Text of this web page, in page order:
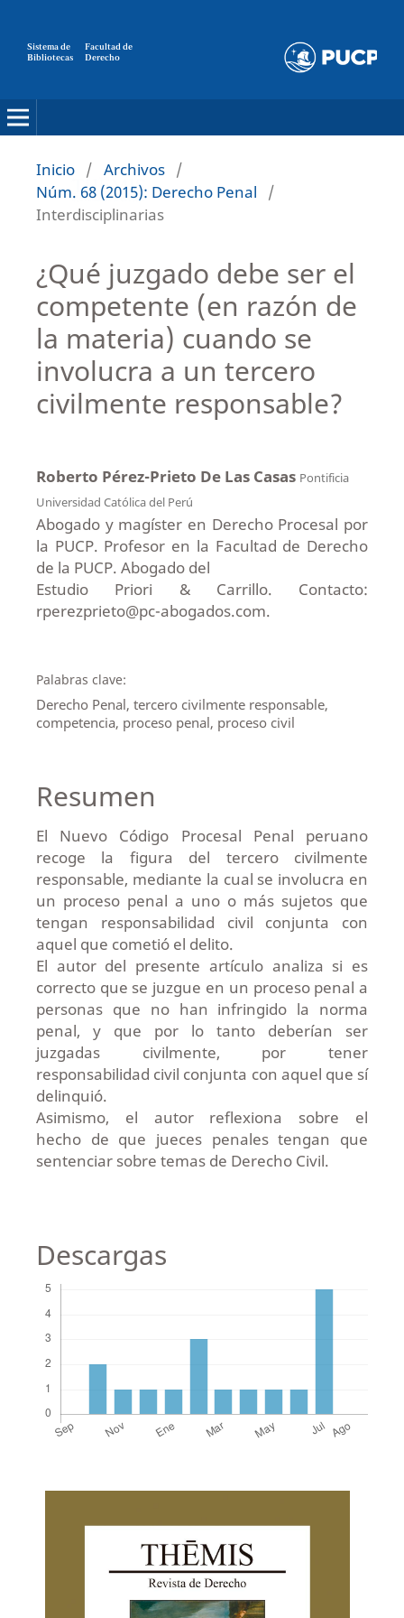
Sistema de
Bibliotecas
Facultad de
Derecho
Inicio / Archivos /
Núm. 68 (2015): Derecho Penal
/
Interdisciplinarias
¿Qué juzgado debe ser el
competente (en razón de
la materia) cuando se
involucra a un tercero
civilmente responsable?
Roberto Pérez-Prieto De Las Casas Pontificia
Universidad Católica del Perú
Abogado y magíster en Derecho Procesal por
la PUCP. Profesor en la Facultad de Derecho
de la PUCP. Abogado del
Estudio Priori & Carrillo. Contacto:
rperezprieto@pc-abogados.com.
Palabras clave:
Derecho Penal, tercero civilmente responsable,
competencia, proceso penal, proceso civil
Resumen
El Nuevo Código Procesal Penal peruano
recoge la figura del tercero civilmente
responsable, mediante la cual se involucra en
un proceso penal a uno o más sujetos que
tengan responsabilidad civil conjunta con
aquel que cometió el delito.
El autor del presente artículo analiza si es
correcto que se juzgue en un proceso penal a
personas que no han infringido la norma
penal, y que por lo tanto deberían ser
juzgadas civilmente, por tener
responsabilidad civil conjunta con aquel que sí
delinquió.
Asimismo, el autor reflexiona sobre el
hecho de que jueces penales tengan que
sentenciar sobre temas de Derecho Civil.
Descargas